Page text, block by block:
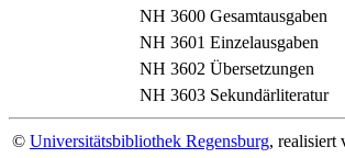
NH 3600 Gesamtausgaben
NH 3601 Einzelausgaben
NH 3602 Übersetzungen
NH 3603 Sekundärliteratur
© Universitätsbibliothek Regensburg, realisiert